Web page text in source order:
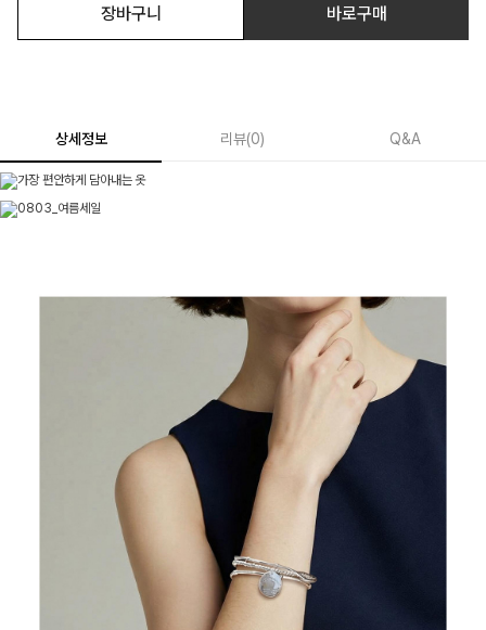
장바구니 바로구매
상세정보 리뷰(0) Q&A